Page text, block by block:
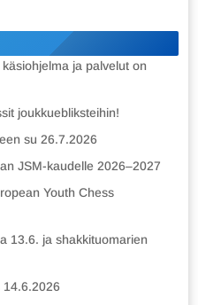
ja palvelut on
joukkuebliksteihin!
su 26.7.2026
JSM-kaudelle 2026–2027
Youth Chess
13.6. ja shakkituomarien
14.6.2026